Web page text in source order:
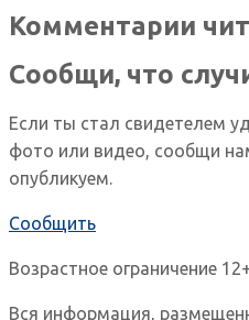
Комментарии
Сообщи, что
Если ты стал свидетелем
фото или видео, сообщи
опубликуем.
Сообщить
Возрастное ограничение
Вся информация,